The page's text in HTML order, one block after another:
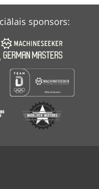
sponsors: